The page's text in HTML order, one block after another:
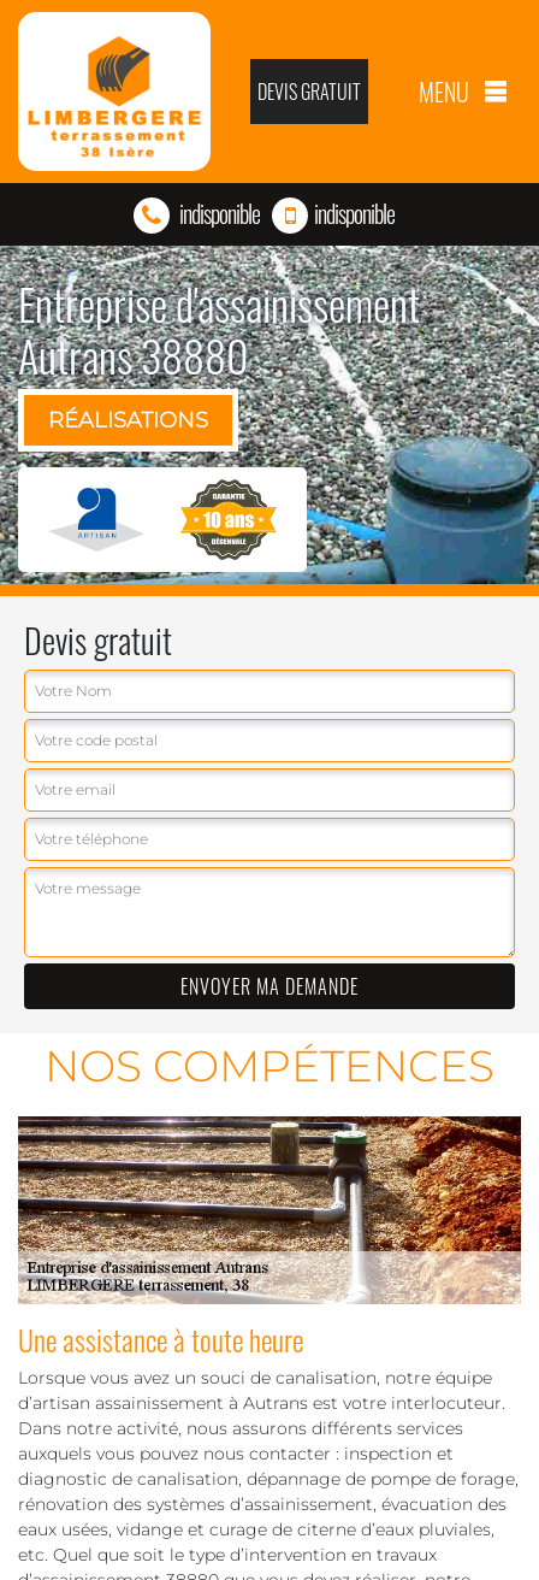
DEVIS GRATUIT MENU
indisponible indisponible
Entreprise d'assainissement
Autrans 38880
RÉALISATIONS
Devis gratuit
NOS COMPÉTENCES
Une assistance à toute heure
Lorsque vous avez un souci de canalisation, notre équipe
d’artisan assainissement à Autrans est votre interlocuteur.
Dans notre activité, nous assurons différents services
auxquels vous pouvez nous contacter : inspection et
diagnostic de canalisation, dépannage de pompe de forage,
rénovation des systèmes d’assainissement, évacuation des
eaux usées, vidange et curage de citerne d’eaux pluviales,
etc. Quel que soit le type d’intervention en travaux